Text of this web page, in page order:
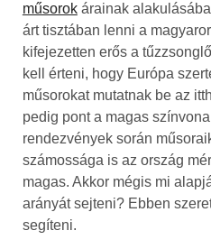
műsorokárainak
árt tisztában lenni a
kifejezetten erős a
kell érteni, hogy Európa
műsorokat mutatnak be az
pedig pont a magas
rendezvények során
számossága is az ország
magas. Akkor mégis mi
arányát sejteni? Ebben
segíteni.